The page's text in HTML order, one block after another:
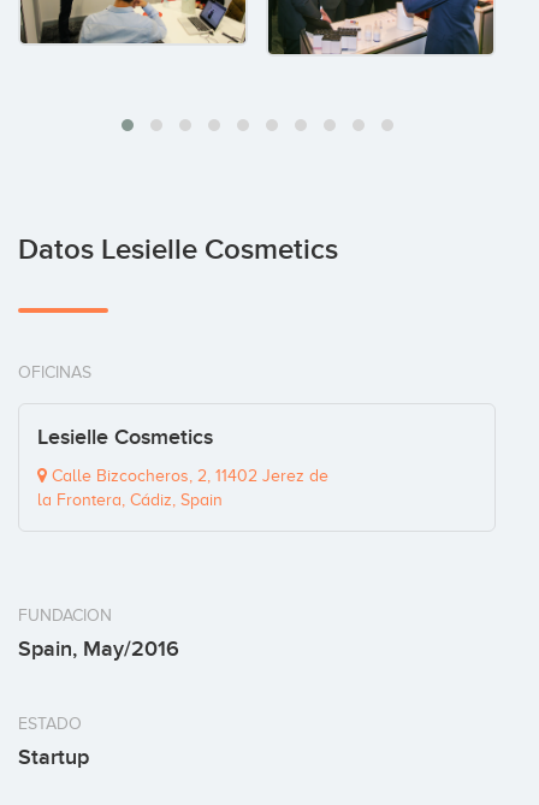
Datos Lesielle Cosmetics
OFICINAS
Lesielle Cosmetics
Calle Bizcocheros, 2, 11402 Jerez de
la Frontera, Cádiz, Spain
FUNDACION
Spain, May/2016
ESTADO
Startup